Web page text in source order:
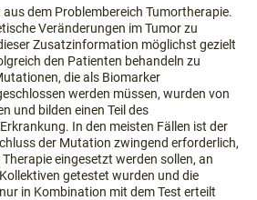
aus dem Problembereich Tumortherapie.
Veränderungen im Tumor zu
Zusatzinformation möglichst gezielt
den Patienten behandeln zu
die als Biomarker
werden müssen, wurden von
und bilden einen Teil des
In den meisten Fällen ist der
der Mutation zwingend erforderlich,
eingesetzt werden sollen, an
getestet wurden und die
in Kombination mit dem Test erteilt